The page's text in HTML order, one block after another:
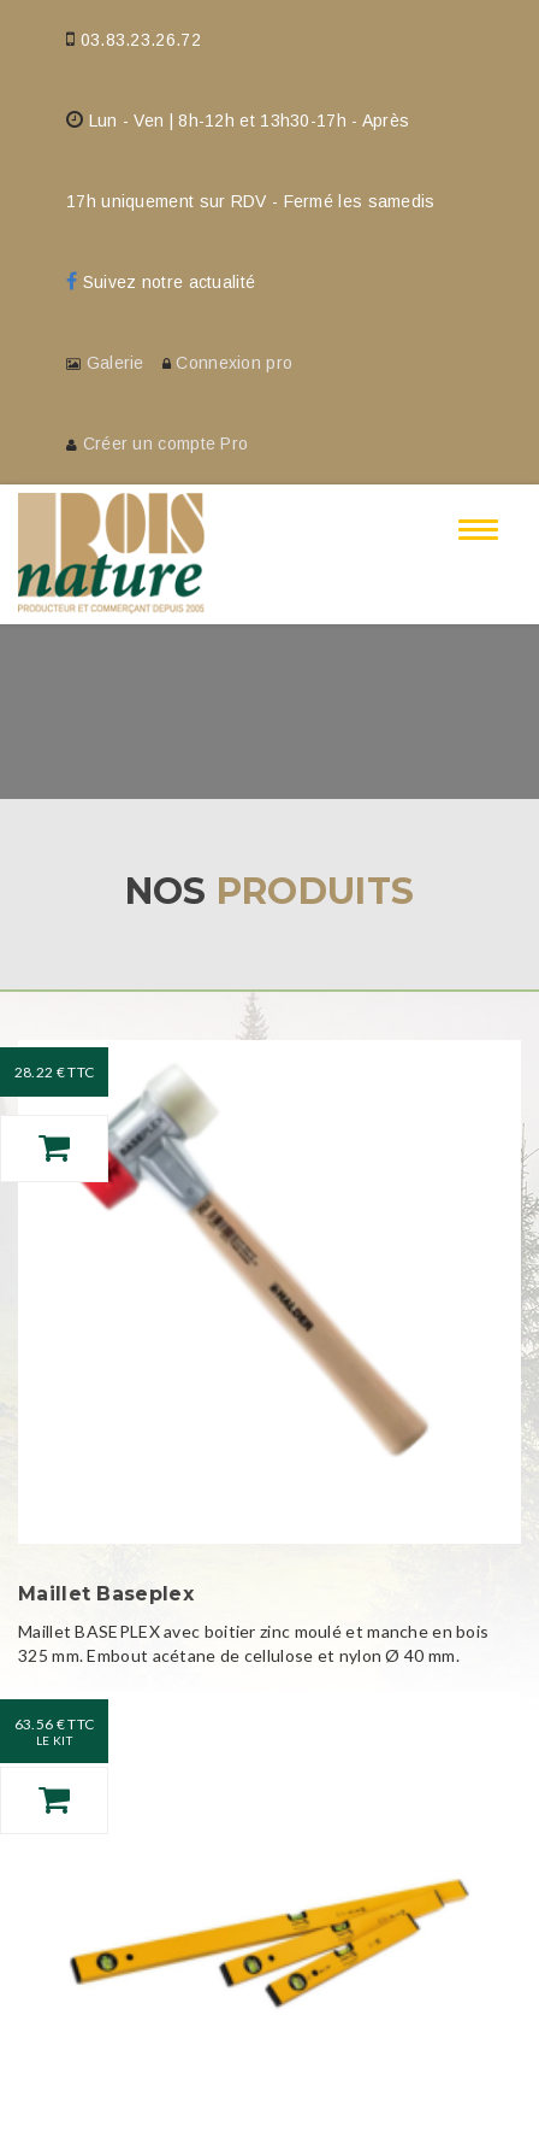
03.83.23.26.72
Lun - Ven | 8h-12h et 13h30-17h - Après
17h uniquement sur RDV - Fermé les samedis
Suivez notre actualité
Galerie Connexion pro
Créer un compte Pro
Toggle
NOS PRODUITS
28.22 € TTC
Maillet Baseplex
Maillet BASEPLEX avec boitier zinc moulé et manche en bois
325 mm. Embout acétane de cellulose et nylon Ø 40 mm.
63.56 € TTC
LE KIT